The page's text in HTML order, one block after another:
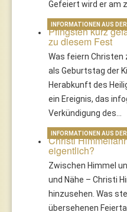
Gefeiert wird er am
Pfingsten kurz
zu diesem Fest
Was feiern
als Geburtstag der
Herabkunft des
ein Ereignis, das
Verkündigung des…
INFORMATIONEN AUS
Christi
eigentlich?
Zwischen Himmel
und Nähe – Christi
hinzusehen. Was
übersehenen
INFORMATIONEN AUS